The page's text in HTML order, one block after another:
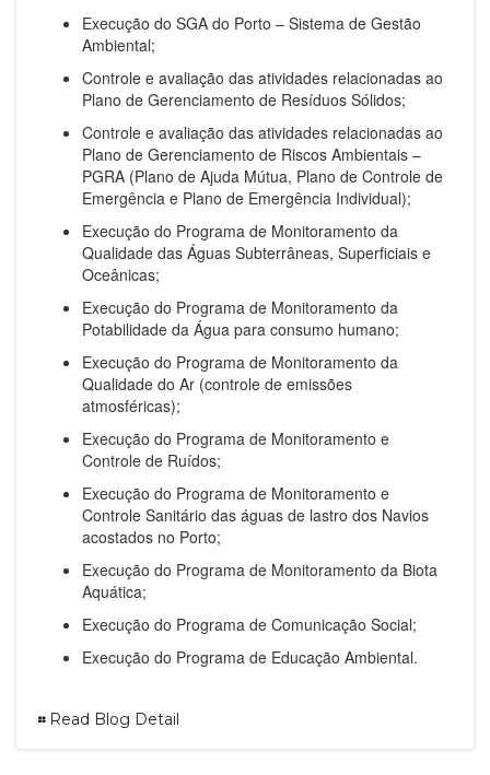
Execução do SGA do Porto – Sistema de Gestão
Ambiental;
Controle e avaliação das atividades relacionadas ao
Plano de Gerenciamento de Resíduos Sólidos;
Controle e avaliação das atividades relacionadas ao
Plano de Gerenciamento de Riscos Ambientais –
PGRA (Plano de Ajuda Mútua, Plano de Controle de
Emergência e Plano de Emergência Individual);
Execução do Programa de Monitoramento da
Qualidade das Águas Subterrâneas, Superficiais e
Oceânicas;
Execução do Programa de Monitoramento da
Potabilidade da Água para consumo humano;
Execução do Programa de Monitoramento da
Qualidade do Ar (controle de emissões
atmosféricas);
Execução do Programa de Monitoramento e
Controle de Ruídos;
Execução do Programa de Monitoramento e
Controle Sanitário das águas de lastro dos Navios
acostados no Porto;
Execução do Programa de Monitoramento da Biota
Aquática;
Execução do Programa de Comunicação Social;
Execução do Programa de Educação Ambiental.
Read Blog Detail